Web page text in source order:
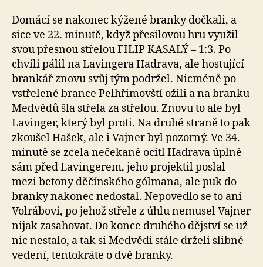
Domácí se nakonec kýžené branky dočkali, a
sice ve 22. minutě, když přesilovou hru využil
svou přesnou střelou FILIP KASALÝ – 1:3. Po
chvíli pálil na Lavingera Hadrava, ale hostující
brankář znovu svůj tým podržel. Nicméně po
vstřelené brance Pelhřimovští ožili a na branku
Medvědů šla střela za střelou. Znovu to ale byl
Lavinger, který byl proti. Na druhé straně to pak
zkoušel Hašek, ale i Vajner byl pozorný. Ve 34.
minutě se zcela nečekaně ocitl Hadrava úplně
sám před Lavingerem, jeho projektil poslal
mezi betony děčínského gólmana, ale puk do
branky nakonec nedostal. Nepovedlo se to ani
Volrábovi, po jehož střele z úhlu nemusel Vajner
nijak zasahovat. Do konce druhého dějství se už
nic nestalo, a tak si Medvědi stále drželi slibné
vedení, tentokráte o dvě branky.